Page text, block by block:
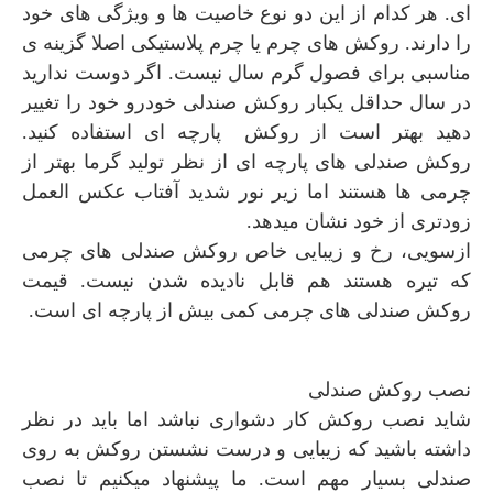
ای. هر کدام از این دو نوع خاصیت ها و ویژگی های خود
را دارند. روکش های چرم یا چرم پلاستیکی اصلا گزینه ی
مناسبی برای فصول گرم سال نیست. اگر دوست ندارید
در سال حداقل یکبار روکش صندلی خودرو خود را تغییر
دهید بهتر است از روکش پارچه ای استفاده کنید.
روکش صندلی های پارچه ای از نظر تولید گرما بهتر از
چرمی ها هستند اما زیر نور شدید آفتاب عکس العمل
زودتری از خود نشان میدهد.
ازسویی، رخ و زیبایی خاص روکش صندلی های چرمی
که تیره هستند هم قابل نادیده شدن نیست. قیمت
روکش صندلی های چرمی کمی بیش از پارچه ای است.
نصب روکش صندلی
شاید نصب روکش کار دشواری نباشد اما باید در نظر
داشته باشید که زیبایی و درست نشستن روکش به روی
صندلی بسیار مهم است. ما پیشنهاد میکنیم تا نصب